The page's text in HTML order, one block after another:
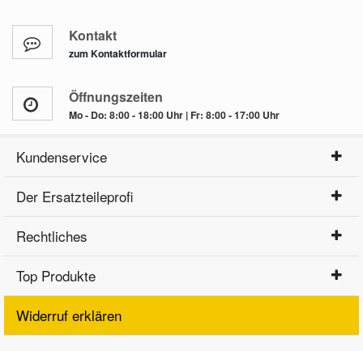
Kontakt
zum Kontaktformular
Öffnungszeiten
Mo - Do: 8:00 - 18:00 Uhr | Fr: 8:00 - 17:00 Uhr
Kundenservice
Der Ersatzteileprofi
Rechtliches
Top Produkte
Widerruf erklären